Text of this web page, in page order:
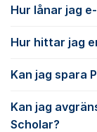
Hur lånar jag
Hur hittar jag
Kan jag spara
Kan jag
Scholar?